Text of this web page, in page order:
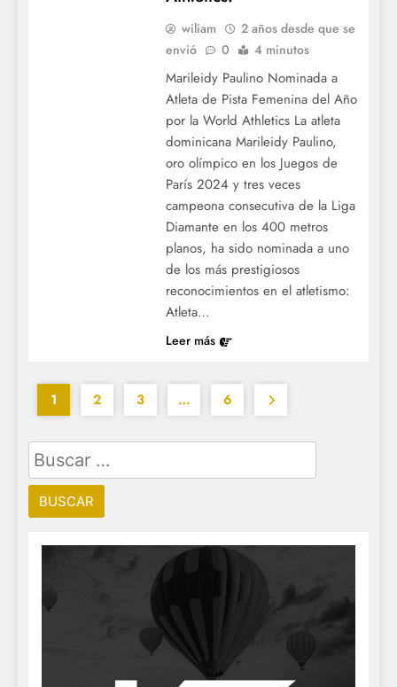
wiliam
2 años desde que se
envió
0 4 minutos
Marileidy Paulino Nominada a
Atleta de Pista Femenina del Año
por la World Athletics La atleta
dominicana Marileidy Paulino,
oro olímpico en los Juegos de
París 2024 y tres veces
campeona consecutiva de la Liga
Diamante en los 400 metros
planos, ha sido nominada a uno
de los más prestigiosos
reconocimientos en el atletismo:
Atleta…
Leer más
1 2 3 … 6
Buscar: